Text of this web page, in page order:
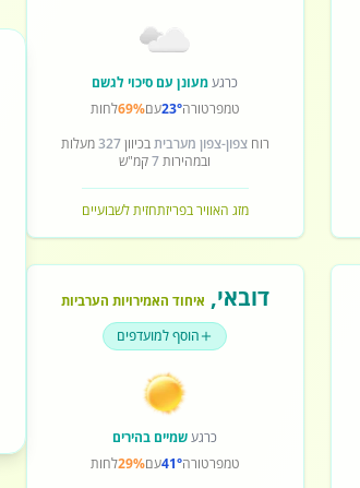
כרגעמעונן עם סיכוי לגשם
טמפרטורה23°עם69%לחות
רוחצפון-צפון מערביתבכיוון327מעלות
ובמהירות7קמ"ש
מזג האוויר בפריזתחזית לשבועיים
דובאי, איחוד האמירויות הערביות
הוסף למועדפים
כרגעשמיים בהירים
טמפרטורה41°עם29%לחות